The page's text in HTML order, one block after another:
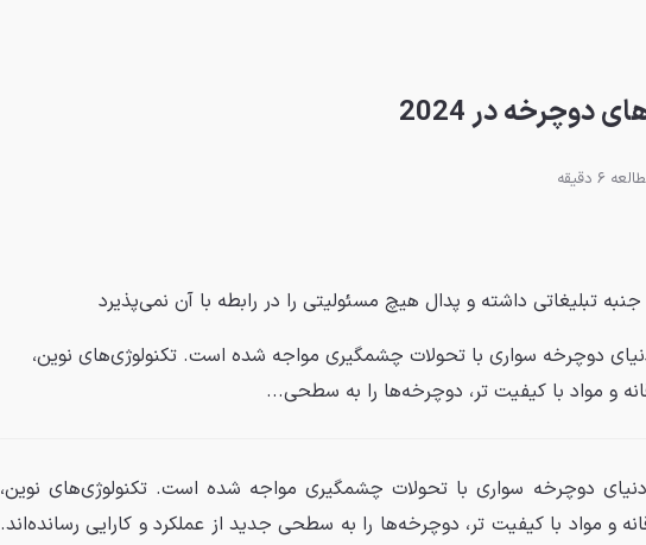
6 دقیقه
تبلیغاتی داشته و پدال هیچ مسئولیتی را در رابطه با آن نمی‌پذیرد
2024، دنیای دوچرخه‌ سواری با تحولات چشمگیری مواجه شده است. تکنولوژی‌های نوین،
و مواد با کیفیت‌ تر، دوچرخه‌ها را به سطحی...
سال 2024، دنیای دوچرخه‌ سواری با تحولات چشمگیری مواجه شده است. تکنولوژی‌های نوین،
و مواد با کیفیت‌ تر، دوچرخه‌ها را به سطحی جدید از عملکرد و کارایی رسانده‌اند.